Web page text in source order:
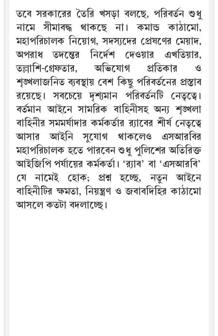
তবে সরকারের তৈরি খসড়া বলছে, পরিবর্তন শুধু
নামে সীমাবদ্ধ থাকছে না। কমান্ড কাঠামো,
মহাপরিচালক নিয়োগ, সদস্যদের প্রেষণের মেয়াদ,
অপরাধ তদন্তের নির্দেশ দেওয়ার এখতিয়ার,
তল্লাশি-গ্রেফতার, অভিযোগ প্রতিকার ও
শৃঙ্খলাজনিত ব্যবস্থায় বেশ কিছু পরিবর্তনের প্রস্তাব
রয়েছে। সবচেয়ে দৃশ্যমান পরিবর্তনটি নেতৃত্বে।
বর্তমান আইনে সামরিক বাহিনীসহ অন্য শৃঙ্খলা
বাহিনীর সমমর্যাদার কর্মকর্তার র‍্যাবের শীর্ষ নেতৃত্বে
আসার আইনি সুযোগ থাকলেও এসআরবির
মহাপরিচালক হতে পারবেন শুধু পুলিশের অতিরিক্ত
আইজিপি পর্যায়ের কর্মকর্তা। ‘র‍্যাব’ বা ‘এসআরবি’
যে নামেই হোক; প্রশ্ন হচ্ছে, নতুন আইনে
বাহিনীটির ক্ষমতা, নিয়ন্ত্রণ ও জবাবদিহির কাঠামো
আসলে কতটা বদলাচ্ছে।